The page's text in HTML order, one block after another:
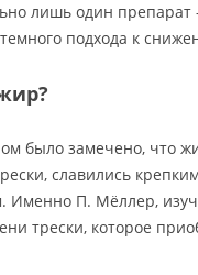
лишь один
подхода к
было замечено, что
славились
П. Мёллер,
трески, которое